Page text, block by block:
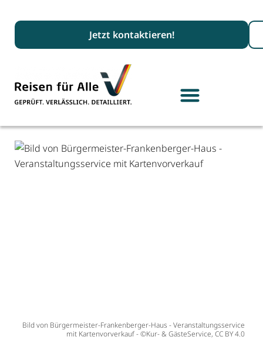
Jetzt kontaktieren!
Bild von Bürgermeister-Frankenberger-Haus - Veranstaltungsservice
mit Kartenvorverkauf - ©Kur- & GästeService, CC BY 4.0